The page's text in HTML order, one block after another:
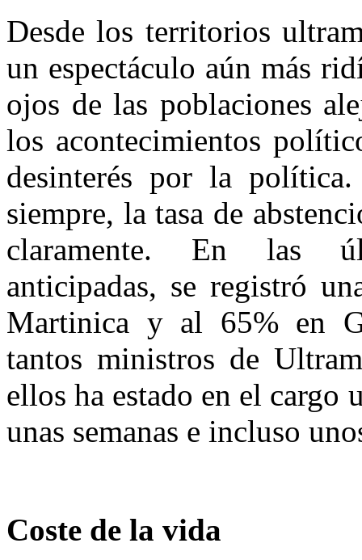
Desde los territorios
un espectáculo aún más
ojos de las poblaciones
los acontecimientos
desinterés por la
siempre, la tasa de
claramente. En las
anticipadas, se registró
Martinica y al 65% en
tantos ministros de
ellos ha estado en el cargo
unas semanas e incluso
Coste de la vida